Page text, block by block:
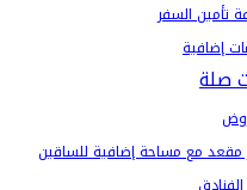
تأمين السفر
إضافية
صلة
مقعد مع مساحة إضافية للساقين